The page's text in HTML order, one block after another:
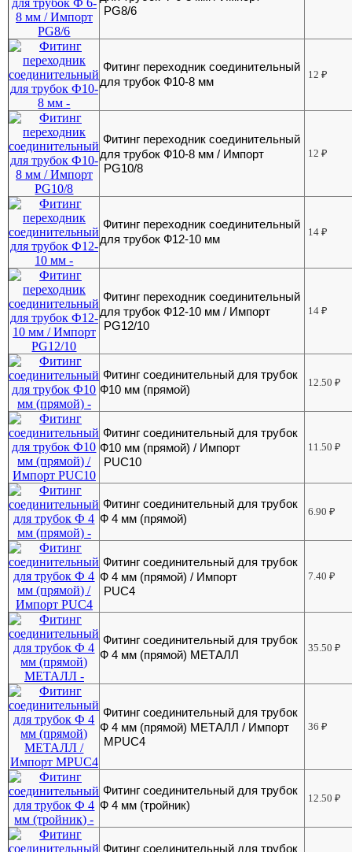
PG8/6
Фитинг переходник соединительный
для трубок Ф10-8 мм
12₽
Фитинг переходник соединительный
для трубок Ф10-8 мм / Импорт
PG10/8
12₽
Фитинг переходник соединительный
для трубок Ф12-10 мм
14₽
Фитинг переходник соединительный
для трубок Ф12-10 мм / Импорт
PG12/10
14₽
Фитинг соединительный для трубок
Ф10 мм (прямой)
12.50₽
Фитинг соединительный для трубок
Ф10 мм (прямой) / Импорт
PUC10
11.50₽
Фитинг соединительный для трубок
Ф 4 мм (прямой)
6.90₽
Фитинг соединительный для трубок
Ф 4 мм (прямой) / Импорт
PUC4
7.40₽
Фитинг соединительный для трубок
Ф 4 мм (прямой) МЕТАЛЛ
35.50₽
Фитинг соединительный для трубок
Ф 4 мм (прямой) МЕТАЛЛ / Импорт
MPUC4
36₽
Фитинг соединительный для трубок
Ф 4 мм (тройник)
12.50₽
Фитинг соединительный для трубок